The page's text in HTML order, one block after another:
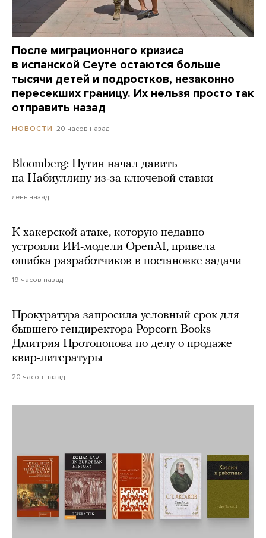
После миграционного кризиса
в испанской Сеуте остаются больше
тысячи детей и подростков, незаконно
пересекших границу. Их нельзя просто так
отправить назад
НОВОСТИ 20 часов назад
Bloomberg: Путин начал давить
на Набиуллину из-за ключевой ставки
день назад
К хакерской атаке, которую недавно
устроили ИИ-модели OpenAI, привела
ошибка разработчиков в постановке задачи
19 часов назад
Прокуратура запросила условный срок для
бывшего гендиректора Popcorn Books
Дмитрия Протопопова по делу о продаже
квир-литературы
20 часов назад